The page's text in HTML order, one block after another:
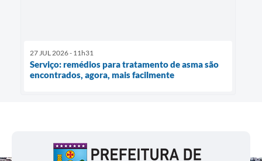
27 JUL 2026 - 11h31
Serviço: remédios para tratamento de asma são
encontrados, agora, mais facilmente